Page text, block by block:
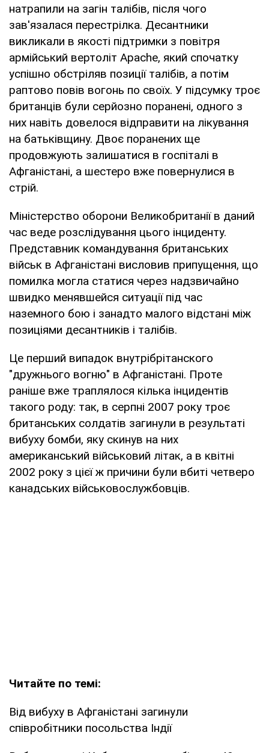
натрапили на загін талібів, після чого
зав'язалася перестрілка. Десантники
викликали в якості підтримки з повітря
армійський вертоліт Apache, який спочатку
успішно обстріляв позиції талібів, а потім
раптово повів вогонь по своїх. У підсумку троє
британців були серйозно поранені, одного з
них навіть довелося відправити на лікування
на батьківщину. Двоє поранених ще
продовжують залишатися в госпіталі в
Афганістані, а шестеро вже повернулися в
стрій.
Міністерство оборони Великобританії в даний
час веде розслідування цього інциденту.
Представник командування британських
військ в Афганістані висловив припущення, що
помилка могла статися через надзвичайно
швидко менявшейся ситуації під час
наземного бою і занадто малого відстані між
позиціями десантників і талібів.
Це перший випадок внутрібрітанского
"дружнього вогню" в Афганістані. Проте
раніше вже траплялося кілька інцидентів
такого роду: так, в серпні 2007 року троє
британських солдатів загинули в результаті
вибуху бомби, яку скинув на них
американський військовий літак, а в квітні
2002 року з цієї ж причини були вбиті четверо
канадських військовослужбовців.
Читайте по темі:
Від вибуху в Афганістані загинули
співробітники посольства Індії